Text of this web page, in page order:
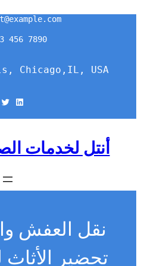
456 7890
Chicago,IL, USA
Twitter LinkedIn
أنتل لخدمات
نقل العفش
تحضير